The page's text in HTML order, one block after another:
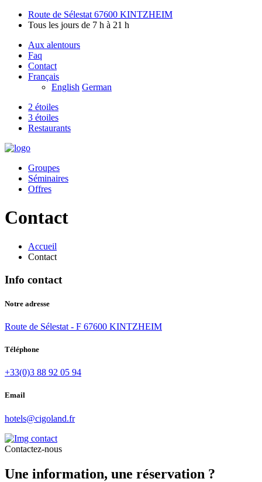
Route de Sélestat 67600 KINTZHEIM
Tous les jours de 7 h à 21 h
Aux alentours
Faq
Contact
Français
English German
2 étoiles
3 étoiles
Restaurants
Groupes
Séminaires
Offres
Contact
Accueil
Contact
Info contact
Notre adresse
Route de Sélestat - F 67600 KINTZHEIM
Téléphone
+33(0)3 88 92 05 94
Email
hotels@cigoland.fr
Contactez-nous
Une information, une réservation ?